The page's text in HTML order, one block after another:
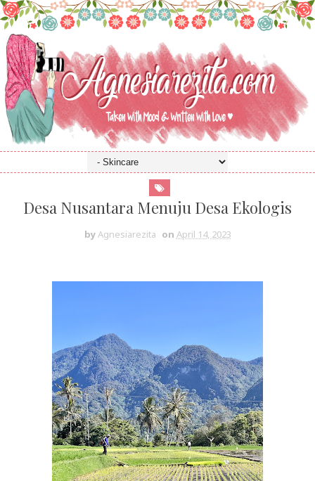
Desa Nusantara Menuju Desa Ekologis
byAgnesiarezita on April 14, 2023